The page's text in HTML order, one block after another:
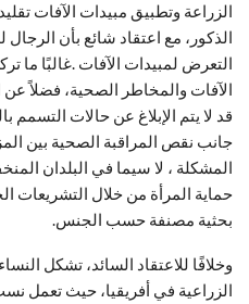
الزراعة وتطبيق مبيدات الآفات
الذكور، مع اعتقاد شائع بأن
التعرض لمبيدات الآفات .غالبًا ما
الآفات والمخاطر الصحية، فضلاً عن
قد لا يتم الإبلاغ عن حالات التسمم
جانب نقص المراقبة الصحية بين
المشكلة ، لا سيما في البلدان
حماية المرأة من خلال التشريعات
بحثية مصنفة حسب الجنس.
وخلافًا للاعتقاد السائد، تشكل
الزراعية في أفريقيا، حيث تعمل